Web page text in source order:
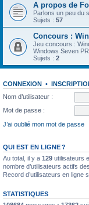
A propos de
Parlons un peu du
Sujets : 57
Concours :
Jeu concours :
Windows Seven
Sujets : 2
CONNEXION •
Nom d’utilisateur :
Mot de passe :
J’ai oublié mon mot de passe
QUI EST EN LIGNE ?
Au total, il y a 129 utilisateurs
nombre d’utilisateurs actifs
Record d’utilisateurs en ligne
STATISTIQUES